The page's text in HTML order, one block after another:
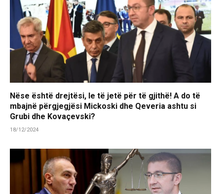
Nëse është drejtësi, le të jetë për të gjithë! A do të
mbajnë përgjegjësi Mickoski dhe Qeveria ashtu si
Grubi dhe Kovaçevski?
18/12/2024